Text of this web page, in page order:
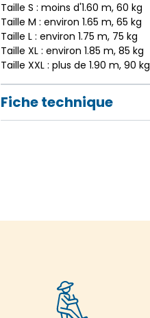
Taille S : moins d'1.60 m, 60 kg
Taille M : environ 1.65 m, 65 kg
Taille L : environ 1.75 m, 75 kg
Taille XL : environ 1.85 m, 85 kg
Taille XXL : plus de 1.90 m, 90 kg
Fiche technique